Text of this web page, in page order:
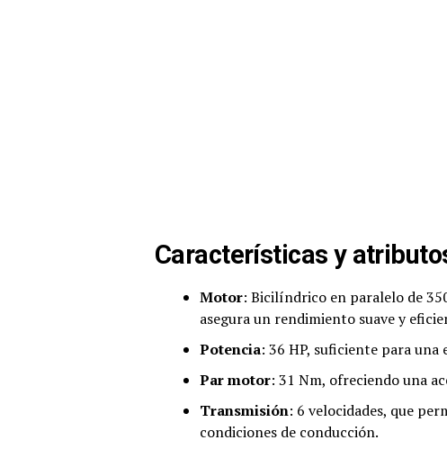
Características y
Motor: Bicilíndrico en paralelo de
asegura un rendimiento suave y
Potencia: 36 HP, suficiente para
Par motor: 31 Nm, ofreciendo una
Transmisión: 6 velocidades, que
condiciones de conducción.